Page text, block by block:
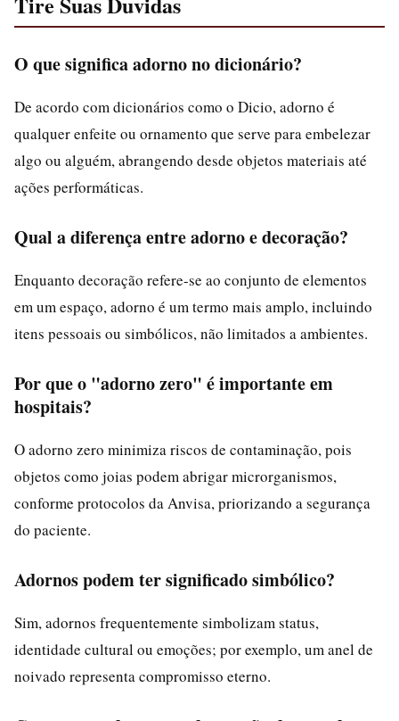
O que significa adorno no dicionário?
De acordo com dicionários como o Dicio, adorno é
qualquer enfeite ou ornamento que serve para embelezar
algo ou alguém, abrangendo desde objetos materiais até
ações performáticas.
Qual a diferença entre adorno e decoração?
Enquanto decoração refere-se ao conjunto de elementos
em um espaço, adorno é um termo mais amplo, incluindo
itens pessoais ou simbólicos, não limitados a ambientes.
Por que o "adorno zero" é importante em
hospitais?
O adorno zero minimiza riscos de contaminação, pois
objetos como joias podem abrigar microrganismos,
conforme protocolos da Anvisa, priorizando a segurança
do paciente.
Adornos podem ter significado simbólico?
Sim, adornos frequentemente simbolizam status,
identidade cultural ou emoções; por exemplo, um anel de
noivado representa compromisso eterno.